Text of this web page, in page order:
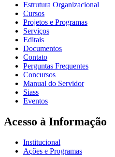
Estrutura Organizacional
Cursos
Projetos e Programas
Serviços
Editais
Documentos
Contato
Perguntas Frequentes
Concursos
Manual do Servidor
Siass
Eventos
Acesso à Informação
Institucional
Ações e Programas